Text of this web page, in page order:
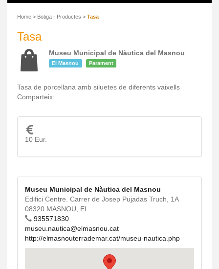
Home > Botiga - Productes > Tasa
Tasa
Museu Municipal de Nàutica del Masnou
El Masnou Parament
Tasa de porcellana amb siluetes de diferents vaixells
Comparteix:
10 Eur.
Museu Municipal de Nàutica del Masnou
Edifici Centre. Carrer de Josep Pujadas Truch, 1A
08320 MASNOU, El
935571830
museu.nautica@elmasnou.cat
http://elmasnouterrademar.cat/museu-nautica.php